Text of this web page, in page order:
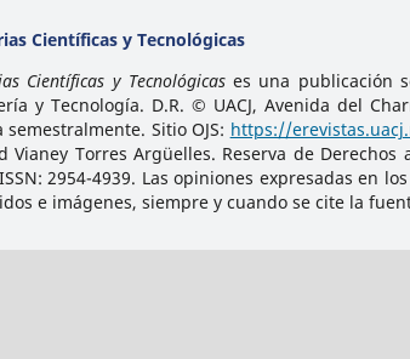
Científicas y Tecnológicas
Científicas y Tecnológicases una publicación
y Tecnología. D.R. © UACJ, Avenida del
semestralmente. Sitio OJS: https://
Vianey Torres Argüelles. Reserva de
2954-4939. Las opiniones expresadas en
e imágenes, siempre y cuando se cite la